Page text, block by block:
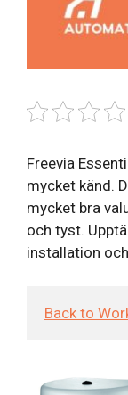
Freevia
mycket känd.
mycket bra
och tyst.
installation
Back to